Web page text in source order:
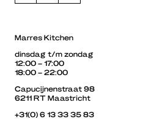
Marres Kitchen
dinsdag t/m zondag
12:00 – 17:00
18:00 – 22:00
Capucijnenstraat 98
6211 RT Maastricht
+31(0) 6 13 33 35 83